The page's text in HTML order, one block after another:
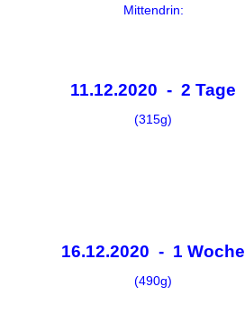
Mittendrin:
11.12.2020 - 2 Tage
(315g)
16.12.2020 - 1 Woche
(490g)